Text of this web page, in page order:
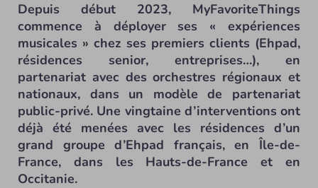
Depuis début 2023, MyFavoriteThings
commence à déployer ses « expériences
musicales » chez ses premiers clients (Ehpad,
résidences senior, entreprises…), en
partenariat avec des orchestres régionaux et
nationaux, dans un modèle de partenariat
public-privé. Une vingtaine d’interventions ont
déjà été menées avec les résidences d’un
grand groupe d’Ehpad français, en Île-de-
France, dans les Hauts-de-France et en
Occitanie.